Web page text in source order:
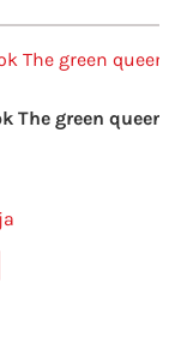
The green queen